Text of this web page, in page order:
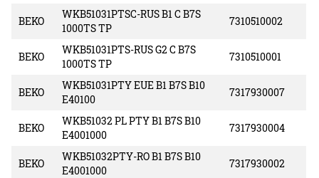
BEKO
WKB51031PTSC-RUS B1 C B7S
1000TS TP
7310510002
BEKO
WKB51031PTS-RUS G2 C B7S
1000TS TP
7310510001
BEKO
WKB51031PTY EUE B1 B7S B10
E40100
7317930007
BEKO
WKB51032 PL PTY B1 B7S B10
E4001000
7317930004
BEKO
WKB51032PTY-RO B1 B7S B10
E4001000
7317930002